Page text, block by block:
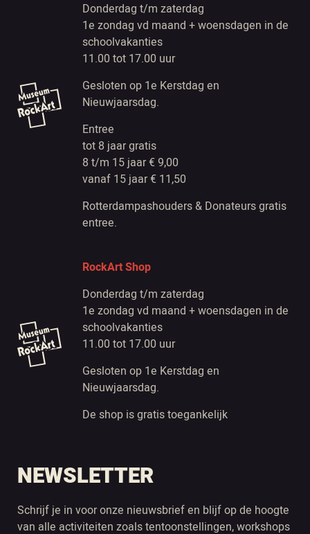
Donderdag t/m zaterdag
1e zondag vd maand + woensdagen in de
schoolvakanties
11.00 tot 17.00 uur
Gesloten op 1e Kerstdag en
Nieuwjaarsdag.
Entree
tot 8 jaar gratis
8 t/m 15 jaar € 9,00
vanaf 15 jaar € 11,50
Rotterdampashouders & Donateurs gratis
entree.
RockArt Shop
Donderdag t/m zaterdag
1e zondag vd maand + woensdagen in de
schoolvakanties
11.00 tot 17.00 uur
Gesloten op 1e Kerstdag en
Nieuwjaarsdag.
De shop is gratis toegankelijk
NEWSLETTER
Schrijf je in voor onze nieuwsbrief en blijf op de hoogte
van alle activiteiten zoals tentoonstellingen, workshops